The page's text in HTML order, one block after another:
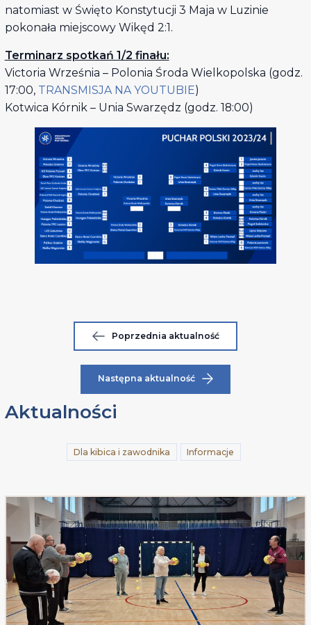
natomiast w Święto Konstytucji 3 Maja w Luzinie
pokonała miejscowy Wikęd 2:1.
Terminarz spotkań 1/2 finału:
Victoria Września – Polonia Środa Wielkopolska (godz.
17:00, TRANSMISJA NA YOUTUBIE)
Kotwica Kórnik – Unia Swarzędz (godz. 18:00)
Poprzednia aktualność
Następna aktualność
Aktualności
Dla kibica i zawodnika Informacje